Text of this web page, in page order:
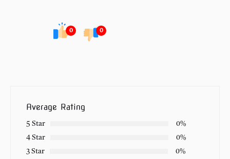
0 0
Average Rating
5 Star
0%
4 Star
0%
3 Star
0%